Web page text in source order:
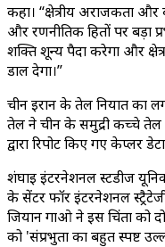
कहा। “क्षेत्रीय अराजकता और
और रणनीतिक हितों पर बड़ा
शक्ति शून्य पैदा करेगा और
डाल देगा।”
चीन ईरान के तेल निर्यात का
तेल ने चीन के समुद्री कच्चे तेल
द्वारा रिपोर्ट किए गए केप्लर
शंघाई इंटरनेशनल स्टडीज
के सेंटर फॉर इंटरनेशनल
जियान गाओ ने इस चिंता को
को 'संप्रभुता का बहुत स्पष्ट